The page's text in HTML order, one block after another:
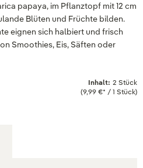
papaya, im Pflanztopf mit 12 cm
Blüten und Früchte bilden.
eignen sich halbiert und frisch
Smoothies, Eis, Säften oder
Inhalt: 2 Stück
(9,99 €* / 1 Stück)